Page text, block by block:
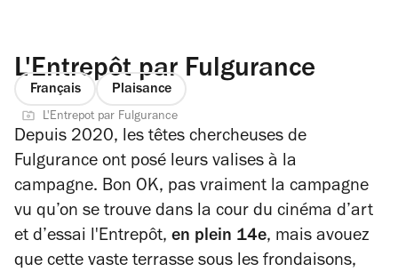
L'Entrepôt par Fulgurance
Français Plaisance
L'Entrepot par Fulgurance
Depuis 2020, les têtes chercheuses de
Fulgurance ont posé leurs valises à la
campagne. Bon OK, pas vraiment la campagne
vu qu’on se trouve dans la cour du cinéma d’art
et d’essai l'Entrepôt, en plein 14e, mais avouez
que cette vaste terrasse sous les frondaisons,